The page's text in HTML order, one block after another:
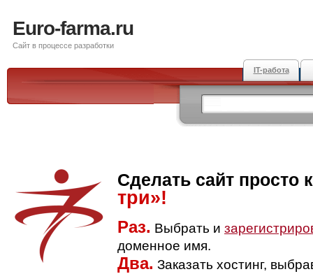
Euro-farma.ru
Сайт в процессе разработки
IT-работа
Сделать сайт просто
три»!
Раз. Выбрать и
доменное имя.
Два. Заказать хостинг,